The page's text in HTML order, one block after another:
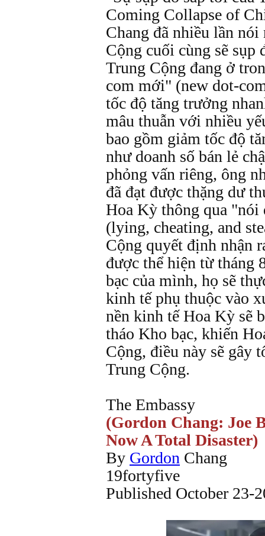
Coming Collapse of
Chang đã nhiều lần
Cộng cuối cùng sẽ sụp
Trung Cộng đang ở
com mới" (new dot-
tốc độ tăng trưởng
mâu thuẫn với nhiều
bao gồm giảm tốc độ
như doanh số bán lẻ
phỏng vấn riêng, ông
đã đạt được thặng dư
Hoa Kỳ thông qua "nói
(lying, cheating, and
Cộng quyết định nhận
được thể hiện từ tháng
bạc của mình, họ sẽ
kinh tế phụ thuộc vào
nền kinh tế Hoa Kỳ sẽ
tháo Kho bạc, khiến
Cộng, điều này sẽ gây
Trung Cộng.
The Embassy
(Gordon Chang: Joe
Now A Total Disaster)
By Gordon Chang
19fortyfive
Published October 23-